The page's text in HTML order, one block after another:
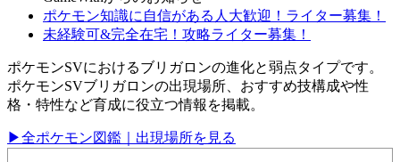
ポケモン知識に自信がある人大歓迎！ライター募集！
未経験可&完全在宅！攻略ライター募集！
ポケモンSVにおけるブリガロンの進化と弱点タイプです。
ポケモンSVブリガロンの出現場所、おすすめ技構成や性
格・特性など育成に役立つ情報を掲載。
▶全ポケモン図鑑｜出現場所を見る